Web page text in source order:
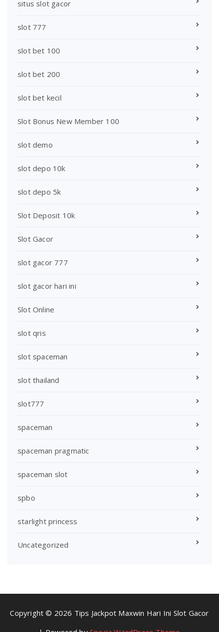
situs slot gacor
slot 777
slot bet 100
slot bet 200
slot bet kecil
Slot Bonus New Member 100
slot demo
slot depo 10k
slot depo 5k
Slot Deposit 10k
Slot Gacor
slot gacor 777
slot gacor hari ini
Slot Online
slot qris
slot spaceman
slot thailand
slot777
spaceman
spaceman pragmatic
spaceman slot
spbo
starlight princess
Uncategorized
Copyright © 2026 Tips Jackpot Maxwin Hari Ini Slot Gacor